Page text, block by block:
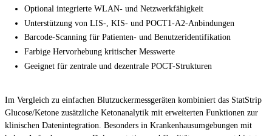
Optional integrierte WLAN- und Netzwerkfähigkeit
Unterstützung von LIS-, KIS- und POCT1-A2-Anbindungen
Barcode-Scanning für Patienten- und Benutzeridentifikation
Farbige Hervorhebung kritischer Messwerte
Geeignet für zentrale und dezentrale POCT-Strukturen
Im Vergleich zu einfachen Blutzuckermessgeräten kombiniert das StatStrip
Glucose/Ketone zusätzliche Ketonanalytik mit erweiterten Funktionen zur
klinischen Datenintegration. Besonders in Krankenhausumgebungen mit